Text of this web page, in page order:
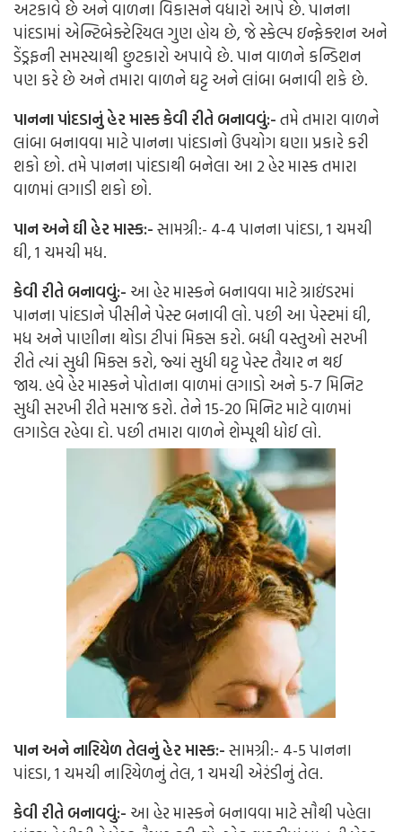
અટકાવે છે અને વાળના વિકાસને વધારો આપે છે.પાનના
પાંદડામાં એન્ટિબેક્ટેરિયલ ગુણ હોય છે, જે સ્કેલ્પ ઇન્ફેક્શન અને
ડેંડ્રફની સમસ્યાથી છુટકારો અપાવે છે.પાન વાળને કન્ડિશન
પણ કરે છે અને તમારા વાળને ઘટ્ટ અને લાંબા બનાવી શકે છે.
પાનના પાંદડાનું હેર માસ્ક કેવી રીતે બનાવવું:-તમે તમારા વાળને
લાંબા બનાવવા માટે પાનના પાંદડાનો ઉપયોગ ઘણા પ્રકારે કરી
શકો છો. તમે પાનના પાંદડાથી બનેલા આ 2 હેર માસ્ક તમારા
વાળમાં લગાડી શકો છો.
પાન અને ઘી હેર માસ્ક:-સામગ્રી:- 4-4 પાનના પાંદડા,1 ચમચી
ઘી,1 ચમચી મધ.
કેવી રીતે બનાવવું:- આ હેર માસ્કને બનાવવા માટે ગ્રાઇંડરમાં
પાનના પાંદડાને પીસીને પેસ્ટ બનાવી લો.પછી આ પેસ્ટમાં ઘી,
મધ અને પાણીના થોડા ટીપાં મિક્સ કરો.બધી વસ્તુઓ સરખી
રીતે ત્યાં સુધી મિક્સ કરો, જ્યાં સુધી ઘટ્ટ પેસ્ટ તૈયાર ન થઈ
જાય.હવે હેર માસ્કને પોતાના વાળમાં લગાડો અને 5-7 મિનિટ
સુધી સરખી રીતે મસાજ કરો.તેને 15-20 મિનિટ માટે વાળમાં
લગાડેલ રહેવા દો.પછી તમારા વાળને શેમ્પૂથી ધોઈ લો.
પાન અને નારિયેળ તેલનું હેર માસ્ક:-સામગ્રી:- 4-5 પાનના
પાંદડા,1 ચમચી નારિયેળનું તેલ,1 ચમચી એરંડીનું તેલ.
કેવી રીતે બનાવવું:- આ હેર માસ્કને બનાવવા માટે સૌથી પહેલા